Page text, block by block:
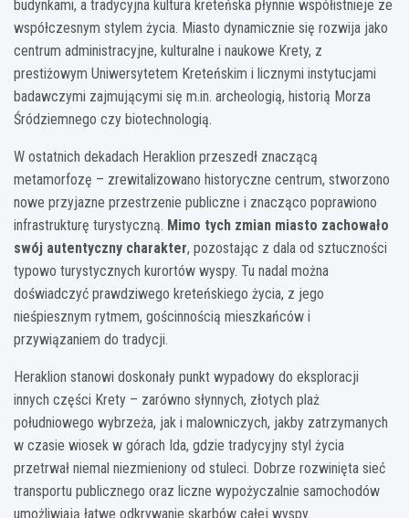
budynkami, a tradycyjna kultura kreteńska płynnie współistnieje ze
współczesnym stylem życia. Miasto dynamicznie się rozwija jako
centrum administracyjne, kulturalne i naukowe Krety, z
prestiżowym Uniwersytetem Kreteńskim i licznymi instytucjami
badawczymi zajmującymi się m.in. archeologią, historią Morza
Śródziemnego czy biotechnologią.
W ostatnich dekadach Heraklion przeszedł znaczącą
metamorfozę – zrewitalizowano historyczne centrum, stworzono
nowe przyjazne przestrzenie publiczne i znacząco poprawiono
infrastrukturę turystyczną. Mimo tych zmian miasto zachowało
swój autentyczny charakter, pozostając z dala od sztuczności
typowo turystycznych kurortów wyspy. Tu nadal można
doświadczyć prawdziwego kreteńskiego życia, z jego
nieśpiesznym rytmem, gościnnością mieszkańców i
przywiązaniem do tradycji.
Heraklion stanowi doskonały punkt wypadowy do eksploracji
innych części Krety – zarówno słynnych, złotych plaż
południowego wybrzeża, jak i malowniczych, jakby zatrzymanych
w czasie wiosek w górach Ida, gdzie tradycyjny styl życia
przetrwał niemal niezmieniony od stuleci. Dobrze rozwinięta sieć
transportu publicznego oraz liczne wypożyczalnie samochodów
umożliwiają łatwe odkrywanie skarbów całej wyspy.